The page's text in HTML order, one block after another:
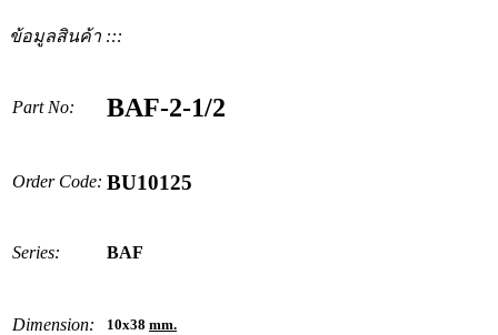
ข้อมูลสินค้า :::
Part No: BAF-2-1/2
Order Code: BU10125
Series: BAF
Dimension: 10x38 mm.